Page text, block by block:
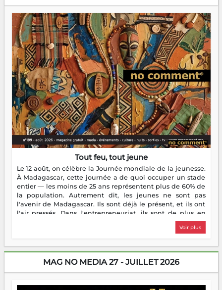
Tout feu, tout jeune
Le 12 août, on célèbre la Journée mondiale de la jeunesse.
À Madagascar, cette journée a de quoi occuper un stade
entier — les moins de 25 ans représentent plus de 60% de
la population. Autrement dit, les jeunes ne sont pas
l'avenir de Madagascar. Ils sont déjà le présent, et ils ont
l'air pressés. Dans l'entrepreneuriat, ils sont de plus en
plus nombreux à se lancer, à créer, à risquer — souvent
sans filet, souvent sans aide, mais toujours avec cette
dorment vraiment la nuit. En culture, les nouvelles sont
encore meilleures. Aina Rasamoelina vient de décrocher le
Prix RFI Instrumental Afrique. Miangaly Elia rafle le Prix
jeunes qui tiennent la torche. Alors oui, on pourrait
Voir plus
MAG NO MEDIA 27 - JUILLET 2026